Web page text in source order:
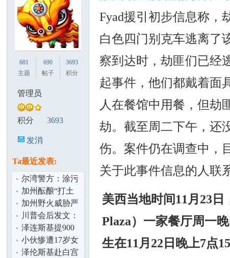
国
681
主题
690
帖子
3693
积分
管理员
积分 3693
发消
Ta最近发表:
尔湾警方：涂污
13辆特斯拉男子
落网
加州酝酿“打土
豪” 资产5%“充
公” 硅谷巨
加州野火威胁严
峻 消防局吁民众
制定疏散计
川普会后发文：
正安排普泽会面
泽连斯基：
泽连斯基提900
亿美元军购 换美
安全保障
小伙惨遭17岁女
友10万卖到缅甸
泽伦斯基赴白宫
美西当地时间11月23
Plaza）一家餐厅周一
生在11月22日晚上7点
Fyad援引初步信息称，
白色四门别克车逃离了
察到达时，劫匪们已经
起事件，他们都戴着面
人在餐馆中用餐，但劫
劫。截至周二下午，还
伤。案件仍在调查中，
关于此事件信息的人联